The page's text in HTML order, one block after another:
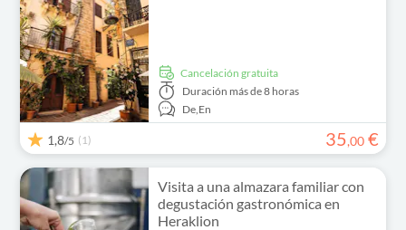
cancelación gratuita
Duración más de 8 horas
De,En
1,8/5 (1) 35,00 €
Visita a una almazara familiar con
degustación gastronómica en
Heraklion